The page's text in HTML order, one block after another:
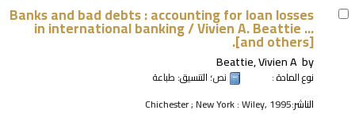
Banks and bad debts : accounting for loan losses
in international banking /Vivien A. Beattie ...
[and others].
by
Beattie, Vivien A
نوع المادة : نص؛ التنسيق: طباعة
الناشر:Chichester ; New York : Wiley, 1995